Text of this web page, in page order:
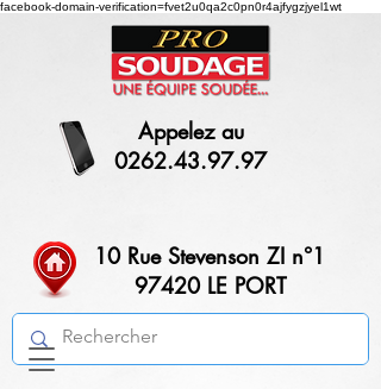
facebook-domain-verification=fvet2u0qa2c0pn0r4ajfygzjyel1wt
10 Rue Stevenson ZI n°1
97420 LE PORT
Appelez au
0262.43.97.97